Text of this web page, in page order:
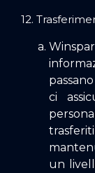
12.
ci
un